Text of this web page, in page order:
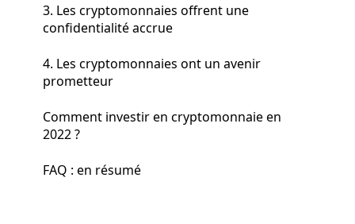
3. Les cryptomonnaies offrent une
confidentialité accrue
4. Les cryptomonnaies ont un avenir
prometteur
Comment investir en cryptomonnaie en
2022 ?
FAQ : en résumé